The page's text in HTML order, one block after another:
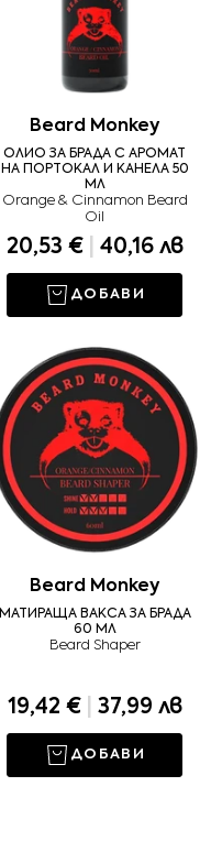
Beard Monkey
ОЛИО ЗА БРАДА С АРОМАТ
НА ПОРТОКАЛ И КАНЕЛА 50
МЛ
Orange & Cinnamon Beard
Oil
20,53 € 40,16 лв
ДОБАВИ
Beard Monkey
МАТИРАЩА ВАКСА ЗА БРАДА
60 МЛ
Beard Shaper
19,42 € 37,99 лв
ДОБАВИ